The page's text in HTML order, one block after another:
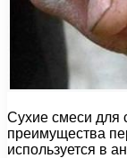
Сухие смеси для
преимущества
используется в